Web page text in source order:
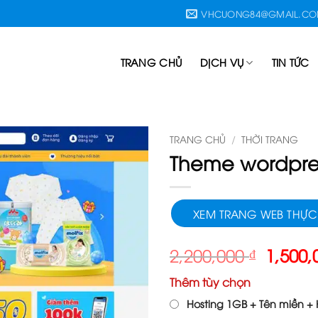
TRANG CHỦ DỊCH VỤ TIN TỨC
TRANG CHỦ / THỜI TRANG
Theme
XEM TRANG WEB
2,200,000₫ Giá
gốc
Thêm tùy chọn
Hosting 1GB + Tên miền